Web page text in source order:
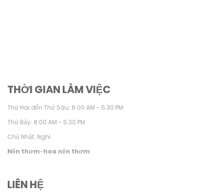
THỜI GIAN LÀM VIỆC
Thứ Hai đến Thứ Sáu: 8.00 AM - 5.30 PM
Thứ Bảy: 8.00 AM - 5.30 PM
Chủ Nhật: Nghỉ
Nến thơm-hoa nến thơm
LIÊN HỆ